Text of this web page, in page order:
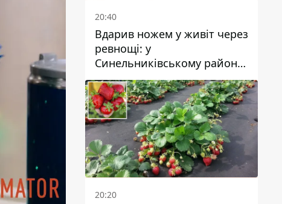
20:40
Вдарив ножем у живіт через
ревнощі: у
Синельниківському районі
затримали 49-річного
чоловіка за вбивство
20:20